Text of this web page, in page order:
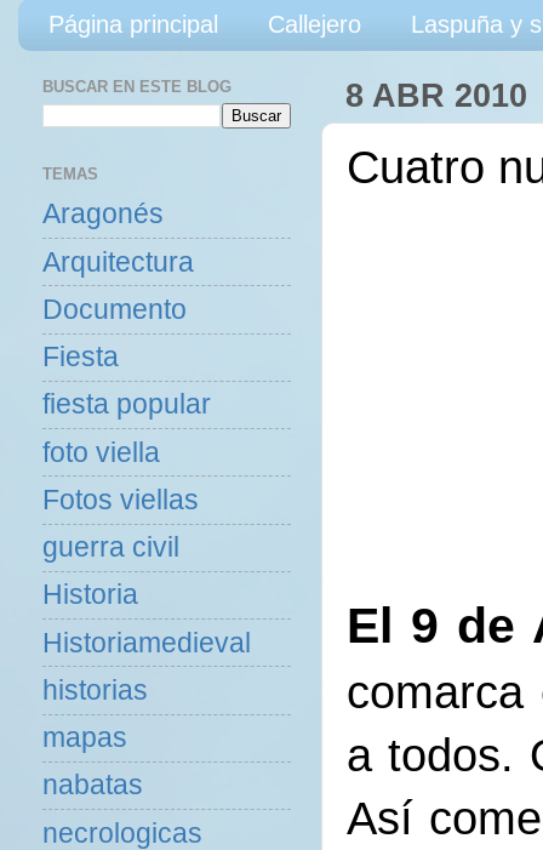
Página principal Callejero Laspuña y
8 ABR 2010
Cuatro
El 9 de
comarca
a todos.
Así
BUSCAR EN ESTE BLOG
TEMAS
Aragonés
Arquitectura
Documento
Fiesta
fiesta popular
foto viella
Fotos viellas
guerra civil
Historia
Historiamedieval
historias
mapas
nabatas
necrologicas